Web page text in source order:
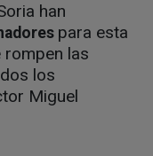
han
para esta
rompen las
los
Miguel